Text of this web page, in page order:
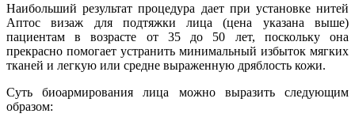
Наибольший результат процедура дает при установке нитей
Аптос визаж для подтяжки лица (цена указана выше)
пациентам в возрасте от 35 до 50 лет, поскольку она
прекрасно помогает устранить минимальный избыток мягких
тканей и легкую или средне выраженную дряблость кожи.
Суть биоармирования лица можно выразить следующим
образом: